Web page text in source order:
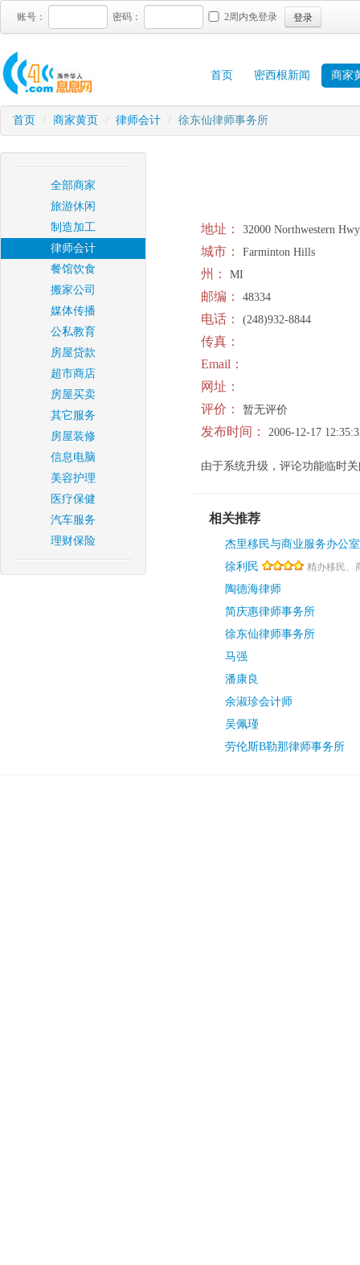
账号： 密码： 2周内免登录 登录
首页 密西根新闻 商家
首页 / 商家黄页 / 律师会计 / 徐东仙律师事务所
全部商家
旅游休闲
制造加工
律师会计
餐馆饮食
搬家公司
媒体传播
公私教育
房屋贷款
超市商店
房屋买卖
其它服务
房屋装修
信息电脑
美容护理
医疗保健
汽车服务
理财保险
地址： 32000 Northwestern Hwy
城市： Farminton Hills
州： MI
邮编： 48334
电话： (248)932-8844
传真：
Email：
网址：
评价：
暂无评价
发布时间： 2006-12-17
由于系统升级，评论功能临时
相关推荐
杰里移民与商业服务办公室
徐利民
精办移民、
陶德海律师
简庆惠律师事务所
徐东仙律师事务所
马强
潘康良
余淑珍会计师
吴佩瑾
劳伦斯B勒那律师事务所